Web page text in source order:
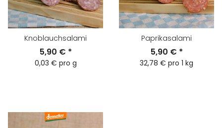
Knoblauchsalami
5,90 € *
0,03 € pro g
Paprikasalami
5,90 € *
32,78 € pro 1 kg